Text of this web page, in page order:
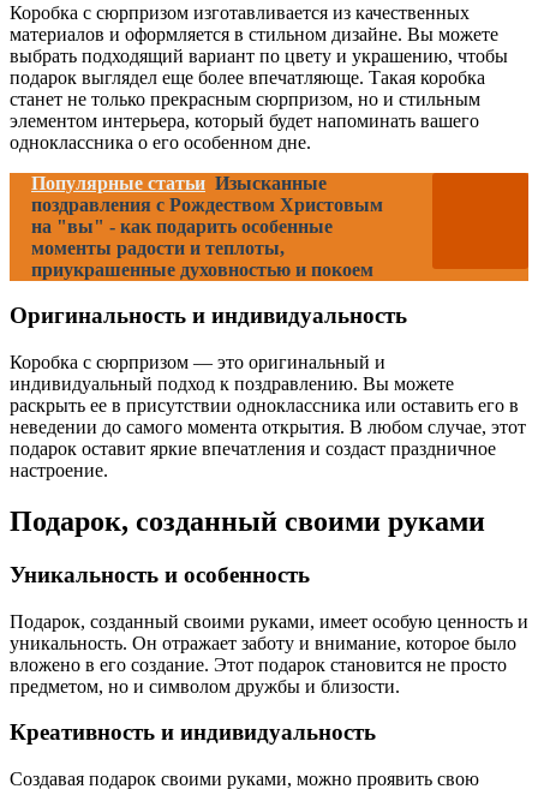
Коробка с сюрпризом изготавливается из качественных
материалов и оформляется в стильном дизайне. Вы можете
выбрать подходящий вариант по цвету и украшению, чтобы
подарок выглядел еще более впечатляюще. Такая коробка
станет не только прекрасным сюрпризом, но и стильным
элементом интерьера, который будет напоминать вашего
одноклассника о его особенном дне.
Популярные статьи Изысканные
поздравления с Рождеством Христовым
на "вы" - как подарить особенные
моменты радости и теплоты,
приукрашенные духовностью и покоем
Оригинальность и индивидуальность
Коробка с сюрпризом — это оригинальный и
индивидуальный подход к поздравлению. Вы можете
раскрыть ее в присутствии одноклассника или оставить его в
неведении до самого момента открытия. В любом случае, этот
подарок оставит яркие впечатления и создаст праздничное
настроение.
Подарок, созданный своими руками
Уникальность и особенность
Подарок, созданный своими руками, имеет особую ценность и
уникальность. Он отражает заботу и внимание, которое было
вложено в его создание. Этот подарок становится не просто
предметом, но и символом дружбы и близости.
Креативность и индивидуальность
Создавая подарок своими руками, можно проявить свою